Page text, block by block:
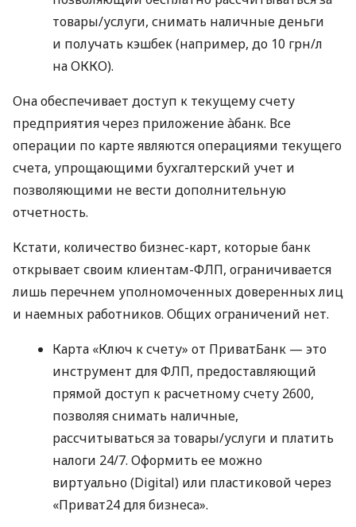
товары/услуги, снимать наличные деньги
и получать кэшбек (например, до 10 грн/л
на ОККО).
Она обеспечивает доступ к текущему счету
предприятия через приложение àбанк. Все
операции по карте являются операциями текущего
счета, упрощающими бухгалтерский учет и
позволяющими не вести дополнительную
отчетность.
Кстати, количество бизнес-карт, которые банк
открывает своим клиентам-ФЛП, ограничивается
лишь перечнем уполномоченных доверенных лиц
и наемных работников. Общих ограничений нет.
Карта «Ключ к счету» от ПриватБанк — это
инструмент для ФЛП, предоставляющий
прямой доступ к расчетному счету 2600,
позволяя снимать наличные,
рассчитываться за товары/услуги и платить
налоги 24/7. Оформить ее можно
виртуально (Digital) или пластиковой через
«Приват24 для бизнеса».